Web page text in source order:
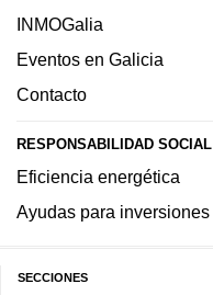
INMOGalia
Eventos en Galicia
Contacto
RESPONSABILIDAD SOCIAL
Eficiencia energética
Ayudas para inversiones
SECCIONES